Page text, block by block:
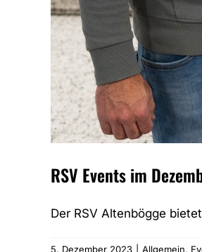
RSV Events im
Der RSV Altenbögge
5. Dezember 2023 Allgemein,